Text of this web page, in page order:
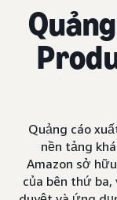
Quảng cáo
nền tảng
Amazon sở
của bên thứ